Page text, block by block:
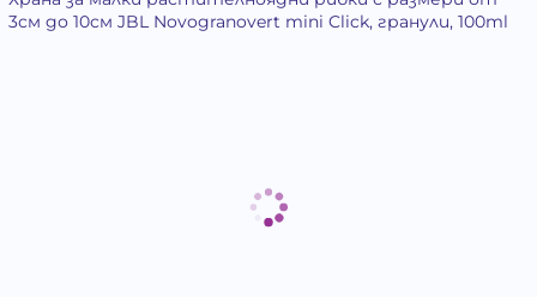
3см до 10см JBL Novogranovert mini Click, гранули, 100ml